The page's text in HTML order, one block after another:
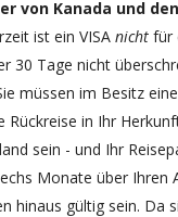
von Kanada und
ist ein VISAnicht für
30 Tage nicht
müssen im Besitz
Rückreise in Ihr
sein - und Ihr
Monate über Ihren
hinaus gültig sein. Da